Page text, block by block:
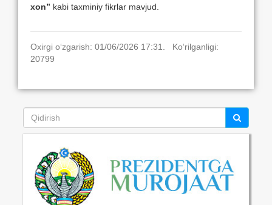
xon” kabi taxminiy fikrlar mavjud.
Oxirgi o‘zgarish: 01/06/2026 17:31. Ko‘rilganligi:
20799